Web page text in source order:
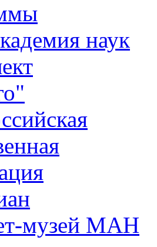
наук
музей МАН